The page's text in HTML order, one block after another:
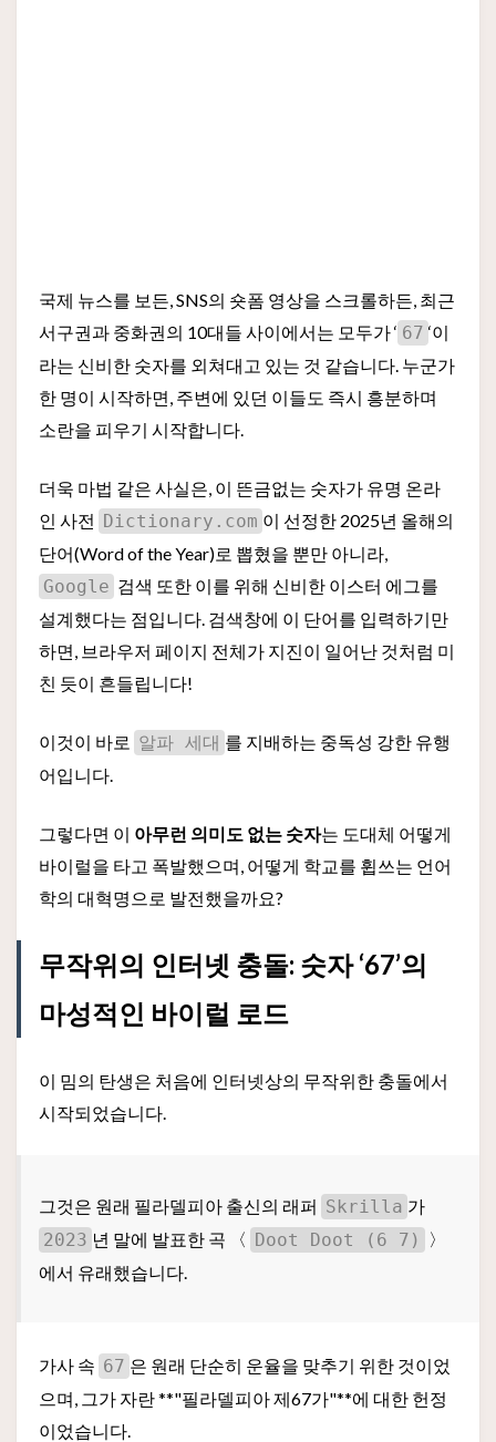
국제 뉴스를 보든, SNS의 숏폼 영상을 스크롤하든, 최근
서구권과 중화권의 10대들 사이에서는 모두가 ‘ 67 ‘이
라는 신비한 숫자를 외쳐대고 있는 것 같습니다. 누군가
한 명이 시작하면, 주변에 있던 이들도 즉시 흥분하며
소란을 피우기 시작합니다.
더욱 마법 같은 사실은, 이 뜬금없는 숫자가 유명 온라
인 사전 Dictionary.com 이 선정한 2025년 올해의
단어(Word of the Year)로 뽑혔을 뿐만 아니라,
Google 검색 또한 이를 위해 신비한 이스터 에그를
설계했다는 점입니다. 검색창에 이 단어를 입력하기만
하면, 브라우저 페이지 전체가 지진이 일어난 것처럼 미
친 듯이 흔들립니다!
이것이 바로 알파 세대 를 지배하는 중독성 강한 유행
어입니다.
그렇다면 이 아무런 의미도 없는 숫자는 도대체 어떻게
바이럴을 타고 폭발했으며, 어떻게 학교를 휩쓰는 언어
학의 대혁명으로 발전했을까요?
무작위의 인터넷 충돌: 숫자 ‘67’의
마성적인 바이럴 로드
이 밈의 탄생은 처음에 인터넷상의 무작위한 충돌에서
시작되었습니다.
그것은 원래 필라델피아 출신의 래퍼 Skrilla 가
2023 년 말에 발표한 곡 〈 Doot Doot (6 7)
〉
에서 유래했습니다.
가사 속 67 은 원래 단순히 운율을 맞추기 위한 것이었
으며, 그가 자란 **"필라델피아 제67가"**에 대한 헌정
이었습니다.